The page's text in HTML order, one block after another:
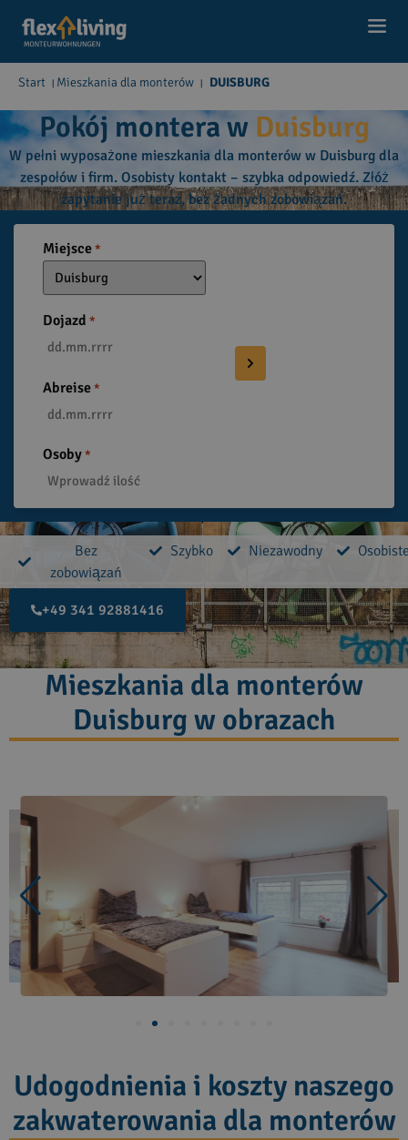
Start Mieszkania dla monterów DUISBURG
Pokój montera w Duisburg
W pełni wyposażone mieszkania dla monterów w Duisburg dla
zespołów i firm. Osobisty kontakt – szybka odpowiedź. Złóż
zapytanie już teraz, bez żadnych zobowiązań.
Miejsce *
Dojazd *
Abreise *
Osoby *
Bez
zobowiązań
Szybko Niezawodny
+49 341 92881416
Mieszkania dla monterów
Duisburg w obrazach
Udogodnienia i koszty naszego
zakwaterowania dla monterów